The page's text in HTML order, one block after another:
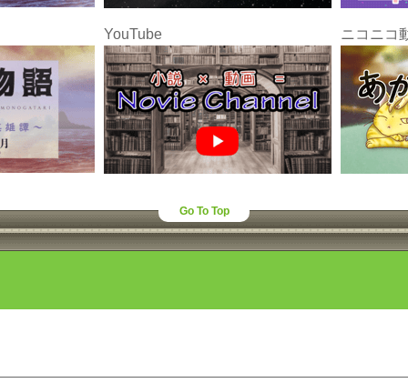
YouTube ニコニコ
Go To Top